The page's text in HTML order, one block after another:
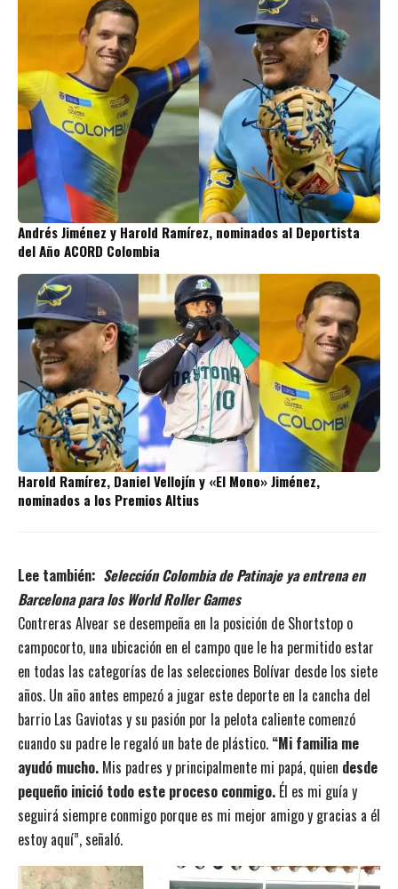
Andrés Jiménez y Harold Ramírez, nominados al Deportista
del Año ACORD Colombia
Harold Ramírez, Daniel Vellojín y «El Mono» Jiménez,
nominados a los Premios Altius
Lee también: Selección Colombia de Patinaje ya entrena en
Barcelona para los World Roller Games
Contreras Alvear se desempeña en la posición de Shortstop o
campocorto, una ubicación en el campo que le ha permitido estar
en todas las categorías de las selecciones Bolívar desde los siete
años. Un año antes empezó a jugar este deporte en la cancha del
barrio Las Gaviotas y su pasión por la pelota caliente comenzó
cuando su padre le regaló un bate de plástico. “Mi familia me
ayudó mucho. Mis padres y principalmente mi papá, quien desde
pequeño inició todo este proceso conmigo. Él es mi guía y
seguirá siempre conmigo porque es mi mejor amigo y gracias a él
estoy aquí”, señaló.